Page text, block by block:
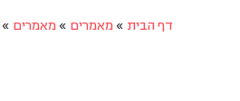
דף הבית »מאמרים »מאמרים »